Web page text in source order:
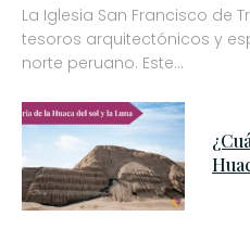
La Iglesia San Francisco de
tesoros arquitectónicos y
norte peruano. Este…